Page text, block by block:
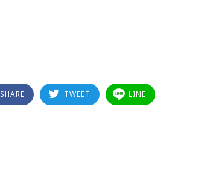
SHARE TWEET LINE